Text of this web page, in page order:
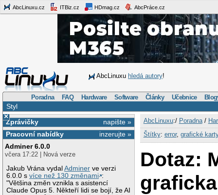
AbcLinuxu.cz ITBiz.cz HDmag.cz AbcPráce.cz
AbcLinuxu hledá autory!
Poradna FAQ Hardware Software Články Učebnice
Styl
×
napište »
Zprávičky
inzerujte »
Pracovní nabídky
Adminer 6.0.0
včera 17:22 | Nová verze
Jakub Vrána vydalAdminer ve verzi
6.0.0 svíce než 130 změnami :
"Většina změn vznikla s asistencí
Claude Opus 5. Někteří lidi se bojí, že AI
AbcLinuxu:/ Poradna/
Štítky: error, grafické karty
Dotaz: